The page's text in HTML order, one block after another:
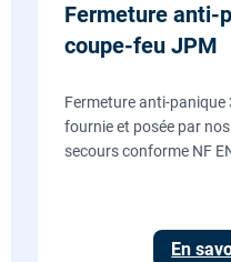
Fermeture anti-
coupe-feu JPM
Fermeture anti-
fournie et posée par
secours conforme NF
En